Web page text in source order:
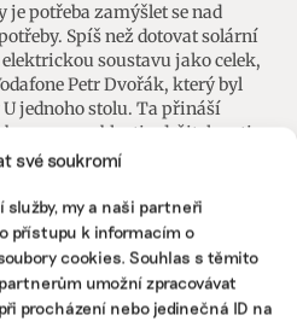
své soukromí
my a naši partneři
přístupu k informacím o
cookies. Souhlas s těmito
umožní zpracovávat
procházení nebo jedinečná ID na
je potřeba zamýšlet se nad
Spíš než dotovat solární
soustavu jako celek,
Petr Dvořák, který byl
jednoho stolu. Ta přináší
byznysu v oblasti udržitelnosti.